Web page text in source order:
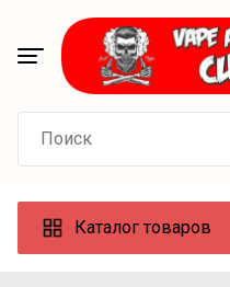
content
for:
Каталог товаров